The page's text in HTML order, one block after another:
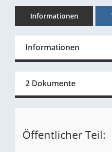
Informationen
Informationen
2 Dokumente
Öffentlicher Teil: